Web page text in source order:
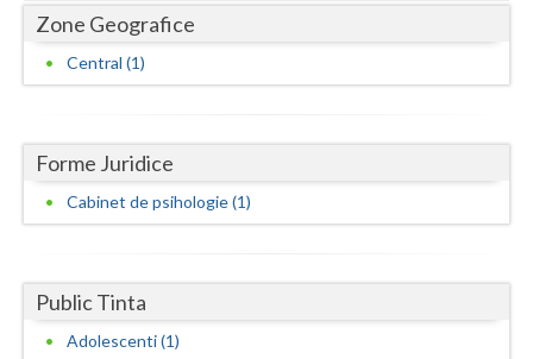
Gorj
Harghita
Ialomita
Maramures
Zone Geografice
Central (1)
Forme Juridice
Cabinet de psihologie (1)
Public Tinta
Adolescenti (1)